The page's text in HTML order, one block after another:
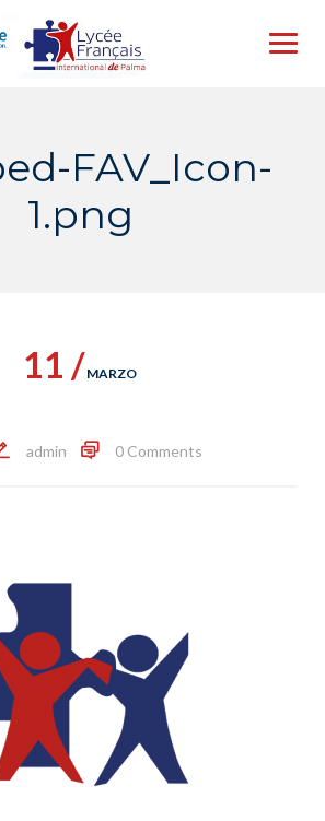
FAV_Icon-
1.png
11 / MARZO
admin 0 Comments